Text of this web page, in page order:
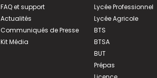
FAQ et support
Actualités
Communiqués de Presse
Kit Média
Lycée Professionnel
Lycée Agricole
BTS
BTSA
BUT
Prépas